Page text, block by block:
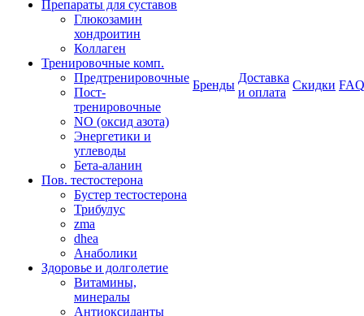
Препараты для суставов
Глюкозамин
хондроитин
Коллаген
Тренировочные комп.
Предтренировочные
Пост-
тренировочные
NO (оксид азота)
Энергетики и
углеводы
Бета-аланин
Пов. тестостерона
Бустер тестостерона
Трибулус
zma
dhea
Анаболики
Здоровье и долголетие
Витамины,
минералы
Антиоксиданты
Бренды
Доставка
и оплата
Скидки FAQ